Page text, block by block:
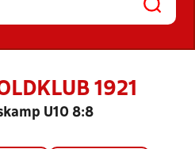
1921
U10 8:8